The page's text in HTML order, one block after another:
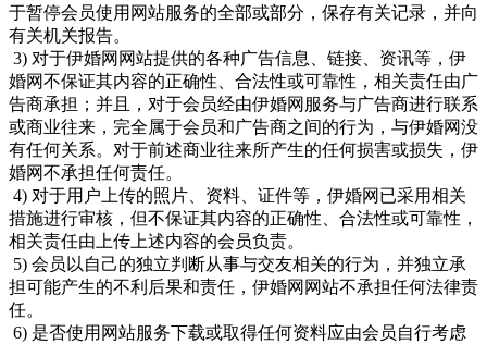
于暂停会员使用网站服务的全部或部分，保存有关记录，并向
有关机关报告。
3) 对于伊婚网网站提供的各种广告信息、链接、资讯等，伊
婚网不保证其内容的正确性、合法性或可靠性，相关责任由广
告商承担；并且，对于会员经由伊婚网服务与广告商进行联系
或商业往来，完全属于会员和广告商之间的行为，与伊婚网没
有任何关系。对于前述商业往来所产生的任何损害或损失，伊
婚网不承担任何责任。
4) 对于用户上传的照片、资料、证件等，伊婚网已采用相关
措施进行审核，但不保证其内容的正确性、合法性或可靠性，
相关责任由上传上述内容的会员负责。
5) 会员以自己的独立判断从事与交友相关的行为，并独立承
担可能产生的不利后果和责任，伊婚网网站不承担任何法律责
任。
6) 是否使用网站服务下载或取得任何资料应由会员自行考虑